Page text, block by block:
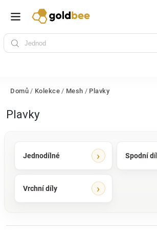
Domů / Kolekce / Mesh / Plavky
Plavky
Jednodílné Spodní
Vrchní díly